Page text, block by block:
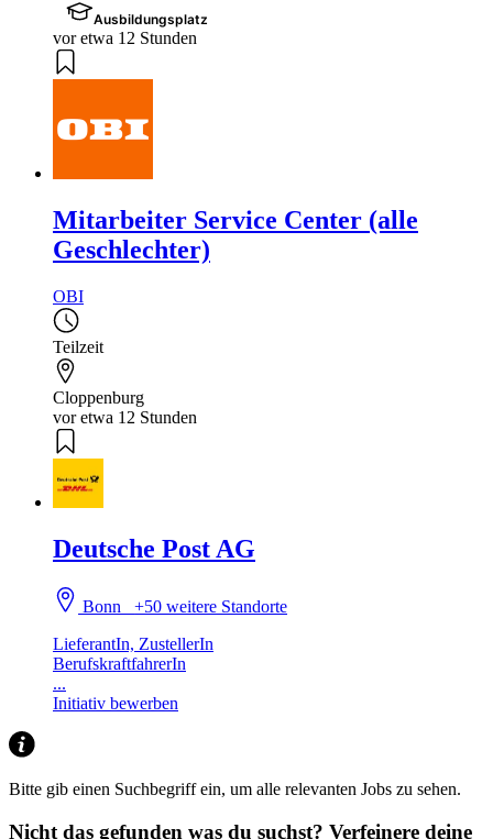
Ausbildungsplatz
vor etwa 12 Stunden
Mitarbeiter Service Center (alle
Geschlechter)
OBI
Teilzeit
Cloppenburg
vor etwa 12 Stunden
Deutsche Post AG
Bonn+50 weitere Standorte
LieferantIn, ZustellerIn
BerufskraftfahrerIn
...
Initiativ bewerben
Bitte gib einen Suchbegriff ein, um alle relevanten Jobs zu sehen.
Nicht das gefunden was du suchst? Verfeinere deine